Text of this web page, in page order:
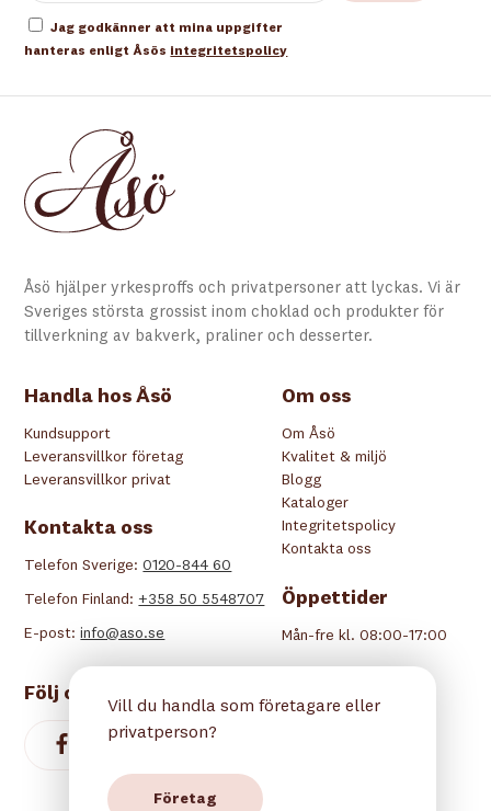
Jag godkänner att mina uppgifter
hanteras enligt Åsös integritetspolicy
Åsö hjälper yrkesproffs och privatpersoner att lyckas. Vi är
Sveriges största grossist inom choklad och produkter för
tillverkning av bakverk, praliner och desserter.
Om oss
Om Åsö
Kvalitet & miljö
Blogg
Kataloger
Integritetspolicy
Kontakta oss
Öppettider
Mån-fre kl. 08:00-17:00
Handla hos Åsö
Kundsupport
Leveransvillkor företag
Leveransvillkor privat
Kontakta oss
Telefon Sverige:0120-844 60
Telefon Finland: +358 50 5548707
E-post:info@aso.se
Följ oss
Vill du handla som företagare eller
privatperson?
Företag